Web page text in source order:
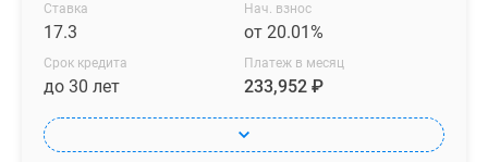
Ставка
17.3
Нач. взнос
от 20.01%
Срок кредита
до 30 лет
Платеж в месяц
233,952 ₽